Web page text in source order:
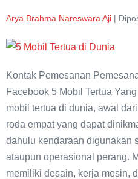
Arya Brahma Nareswara Aji |
5
Tertua
di
Dunia
Kontak Pemesanan
Facebook 5 Mobil Tertua
mobil tertua di dunia, awal
roda empat yang dapat
dahulu kendaraan digunakan
ataupun operasional perang.
memiliki desain, kerja mesin,